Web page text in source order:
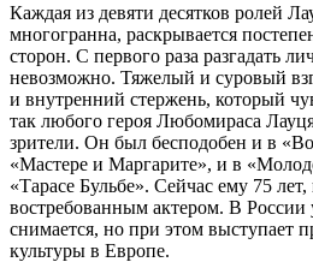
Каждая из девяти десятков ролей
многогранна, раскрывается
сторон. С первого раза разгадать
невозможно. Тяжелый и суровый
и внутренний стержень, который
так любого героя Любомираса
зрители. Он был бесподобен и в
«Мастере и Маргарите», и в
«Тарасе Бульбе». Сейчас ему 75
востребованным актером. В России
снимается, но при этом выступает
культуры в Европе.